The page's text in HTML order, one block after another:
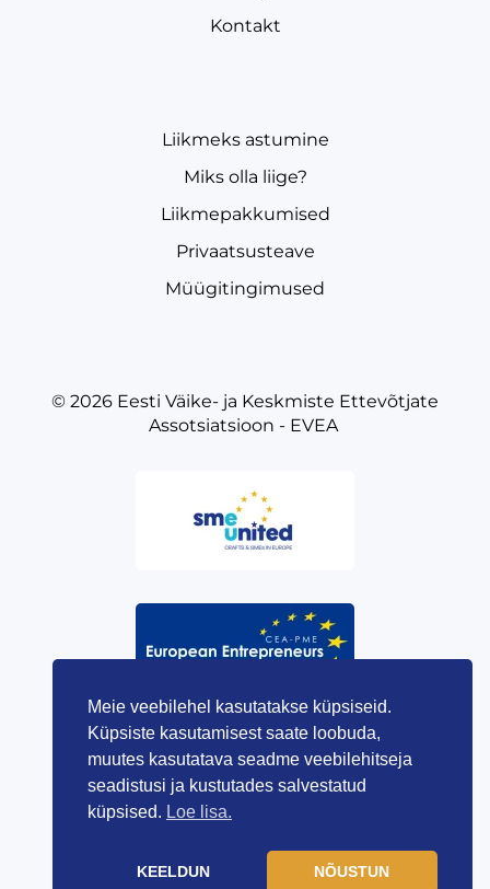
Kontakt
Liikmeks astumine
Miks olla liige?
Liikmepakkumised
Privaatsusteave
Müügitingimused
© 2026 Eesti Väike- ja Keskmiste Ettevõtjate
Assotsiatsioon - EVEA
Meie veebilehel kasutatakse küpsiseid.
Küpsiste kasutamisest saate loobuda,
muutes kasutatava seadme veebilehitseja
seadistusi ja kustutades salvestatud
küpsised. Loe lisa.
KEELDUN NÕUSTUN